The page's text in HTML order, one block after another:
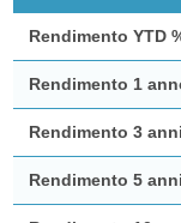
Rendimento YTD
Rendimento 1
Rendimento 3
Rendimento 5